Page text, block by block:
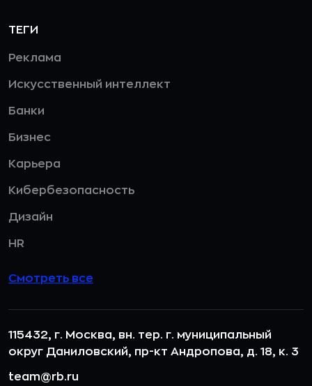
ТЕГИ
Реклама
Искусственный интеллект
Банки
Бизнес
Карьера
Кибербезопасность
Дизайн
HR
Смотреть все
115432, г. Москва, вн. тер. г. муниципальный
округ Даниловский, пр-кт Андропова, д. 18, к. 3
team@rb.ru